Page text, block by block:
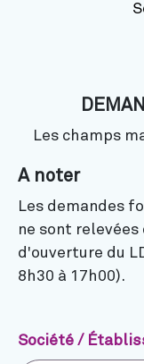
Les champs
A noter
Les demandes
ne sont
d'ouverture du
8h30 à 17h00).
Société /